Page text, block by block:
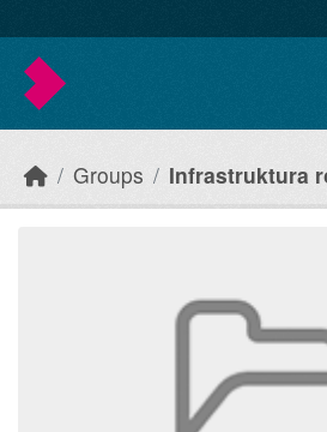
Groups Infrastruktura